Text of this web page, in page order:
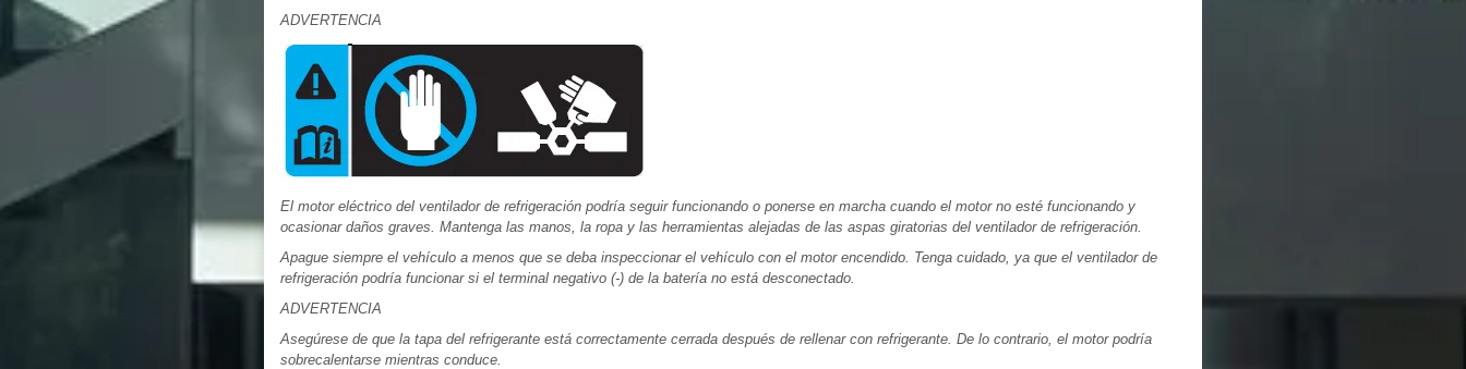
ADVERTENCIA
El motor eléctrico del ventilador de refrigeración podría seguir funcionando o ponerse en marcha cuando el motor no esté funcionando y
ocasionar daños graves. Mantenga las manos, la ropa y las herramientas alejadas de las aspas giratorias del ventilador de refrigeración.
Apague siempre el vehículo a menos que se deba inspeccionar el vehículo con el motor encendido. Tenga cuidado, ya que el ventilador de
refrigeración podría funcionar si el terminal negativo (-) de la batería no está desconectado.
ADVERTENCIA
Asegúrese de que la tapa del refrigerante está correctamente cerrada después de rellenar con refrigerante. De lo contrario, el motor podría
sobrecalentarse mientras conduce.